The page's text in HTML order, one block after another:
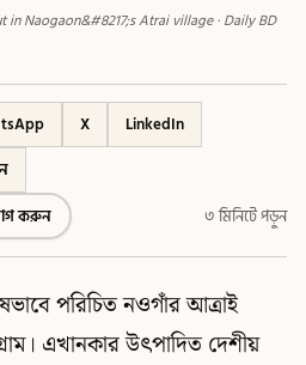
Naogaon&#8217;s Atrai village · Daily BD
X
LinkedIn
করুন
৩ মিনিটে পড়ুন
পরিচিত নওগাঁর আত্রাই
এখানকার উৎপাদিত দেশীয়